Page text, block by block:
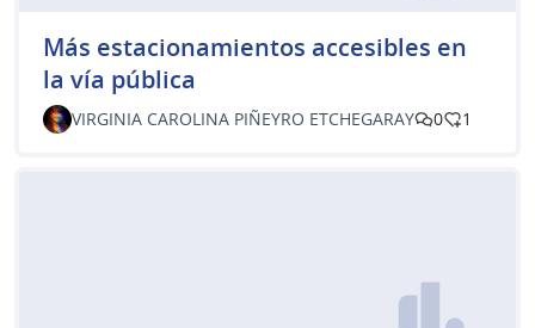
Más estacionamientos accesibles en
la vía pública
VIRGINIA CAROLINA PIÑEYRO ETCHEGARAY 0 1